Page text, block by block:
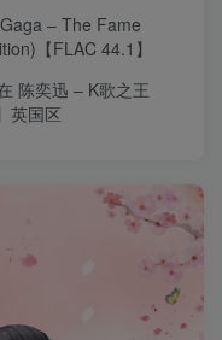
– The Fame
【FLAC 44.1】
陈奕迅 – K歌之王
英国区